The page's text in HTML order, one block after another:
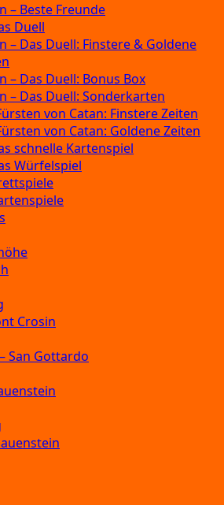
– Beste Freunde
Duell
– Das Duell: Finstere & Goldene
– Das Duell: Bonus Box
– Das Duell: Sonderkarten
von Catan: Finstere Zeiten
von Catan: Goldene Zeiten
schnelle Kartenspiel
Würfelspiel
Crosin
San Gottardo